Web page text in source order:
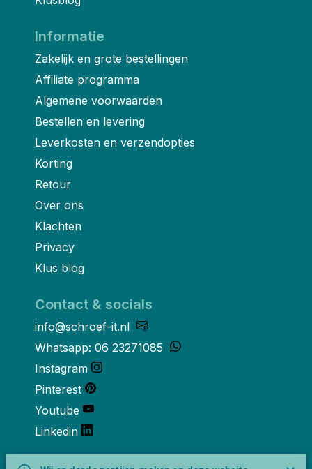
Informatie
Zakelijk en grote bestellingen
Affiliate programma
Algemene voorwaarden
Bestellen en levering
Leverkosten en verzendopties
Korting
Retour
Over ons
Klachten
Privacy
Klus blog
Contact & socials
info@schroef-it.nl
Whatsapp: 06 23271085
Instagram
Pinterest
Youtube
Linkedin